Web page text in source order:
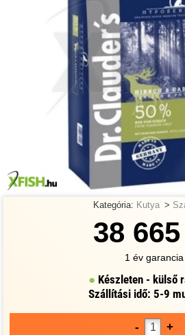
Kategória: Kutya >
38
1 év garancia
Készleten - külső
Szállítási idő: 5-9
- +